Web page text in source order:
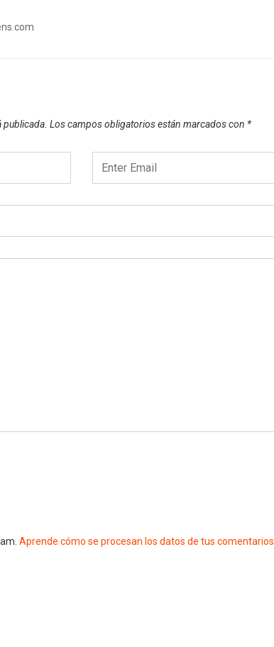
publicada. Los campos obligatorios están marcados con *
Aprende cómo se procesan los datos de tus comentarios